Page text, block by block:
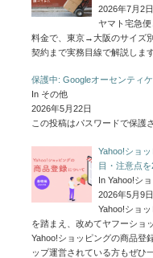
2026年7月2日
ヤマト宅急
料金で、東京→大阪のサイズ
契約まで実務目線で解説します
保護中: Googleオーセンティ
In その他
2026年5月22日
この投稿はパスワードで保護
Yahoo!ショ
目・注意点
In Yahoo!シ
2026年5月9日
Yahoo!ショ
を踏まえ、改めてヤフーショ
Yahoo!ショッピングの商品登
ップ運営されている方もぜひ